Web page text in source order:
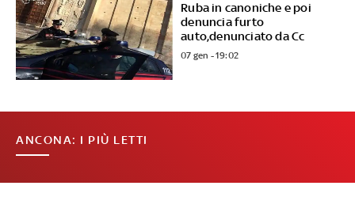
Ruba in canoniche e poi
denuncia furto
auto,denunciato da Cc
07 gen - 19:02
ANCONA: I PIÙ LETTI